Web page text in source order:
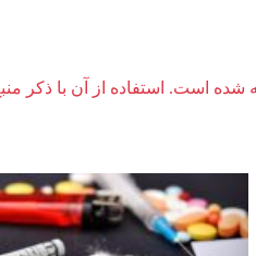
شده است. استفاده از آن با ذکر